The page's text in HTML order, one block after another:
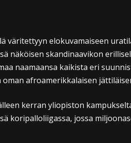
väritettyyn elokuvamaiseen
näköisen skandinaavikon
naamaansa kaikista eri
afroamerikkalaisen
kerran yliopiston
koripalloliigassa, jossa